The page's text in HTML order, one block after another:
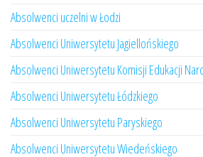
Absolwenci uczelni w Łodzi
Absolwenci Uniwersytetu Jagiellońskiego
Absolwenci Uniwersytetu Komisji Edukacji
Absolwenci Uniwersytetu Łódzkiego
Absolwenci Uniwersytetu Paryskiego
Absolwenci Uniwersytetu Wiedeńskiego